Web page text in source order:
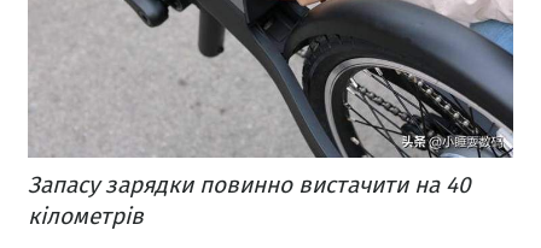
Запасу зарядки повинно вистачити на 40
кілометрів